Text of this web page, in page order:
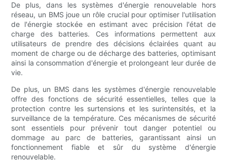
De plus, dans les systèmes d'énergie renouvelable hors
réseau, un BMS joue un rôle crucial pour optimiser l'utilisation
de l'énergie stockée en estimant avec précision l'état de
charge des batteries. Ces informations permettent aux
utilisateurs de prendre des décisions éclairées quant au
moment de charge ou de décharge des batteries, optimisant
ainsi la consommation d'énergie et prolongeant leur durée de
vie.
De plus, un BMS dans les systèmes d'énergie renouvelable
offre des fonctions de sécurité essentielles, telles que la
protection contre les surtensions et les surintensités, et la
surveillance de la température. Ces mécanismes de sécurité
sont essentiels pour prévenir tout danger potentiel ou
dommage au parc de batteries, garantissant ainsi un
fonctionnement fiable et sûr du système d'énergie
renouvelable.